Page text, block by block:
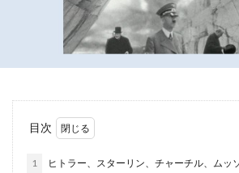
目次
1
ヒトラー、スターリン、チャーチル、ムッ